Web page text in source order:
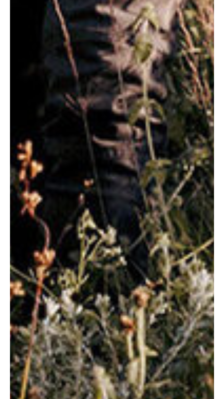
Наши специалисты
Базарнова
Анастасия
Юрьевна
ХИРУРГИЯ, ОНКОЛОГИЯ
ПОЗВОНИТЬ
ЗАПИСАТЬСЯ НА
ПРИЁМ